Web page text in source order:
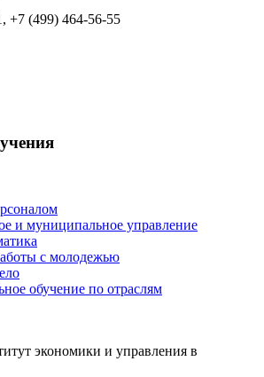
+7 (499) 464-56-55
и муниципальное управление
с молодежью
обучение по отраслям
экономики и управления в